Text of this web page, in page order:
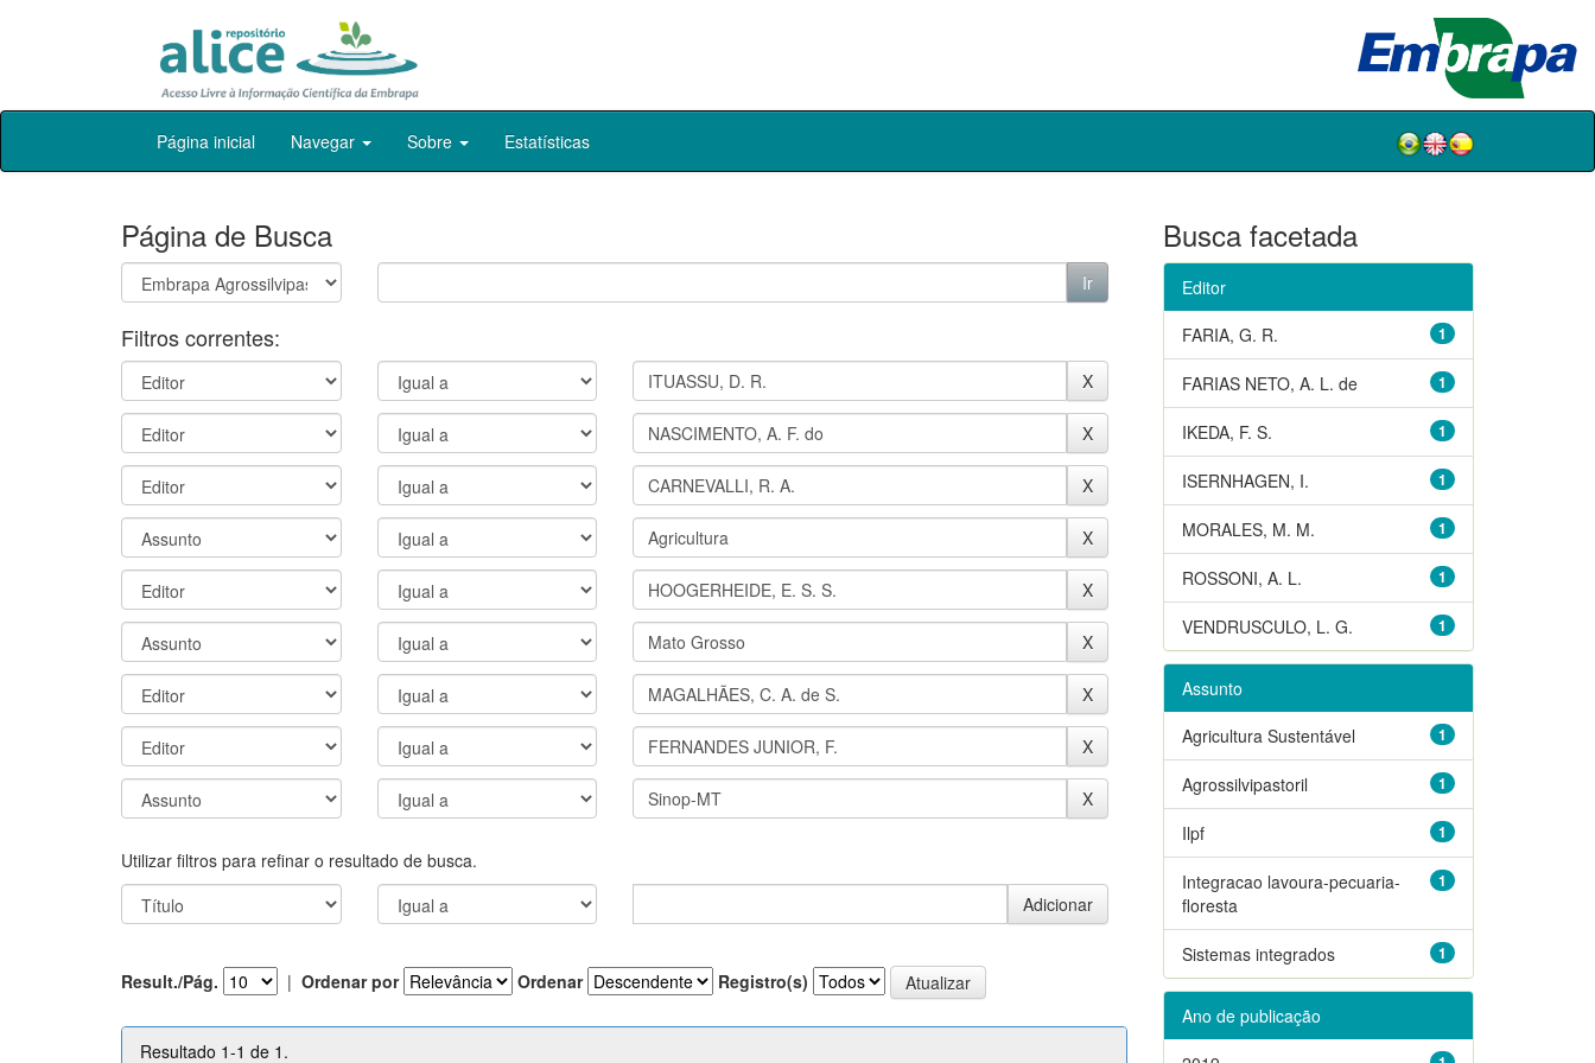
Skip
Página inicial Navegar Sobre Estatísticas
Página de Busca
Filtros correntes:
Utilizar filtros para refinar o resultado de busca.
Result./Pág. | Ordenar por Ordenar Registro(s)
Resultado 1-1 de 1.
Busca facetada
Editor
1
FARIA, G. R.
1
FARIAS NETO, A. L. de
1
IKEDA, F. S.
1
ISERNHAGEN, I.
1
MORALES, M. M.
1
ROSSONI, A. L.
1
VENDRUSCULO, L. G.
Assunto
1
Agricultura Sustentável
1
Agrossilvipastoril
1
Ilpf
1
Integracao lavoura-pecuaria-
floresta
1
Sistemas integrados
Ano de publicação